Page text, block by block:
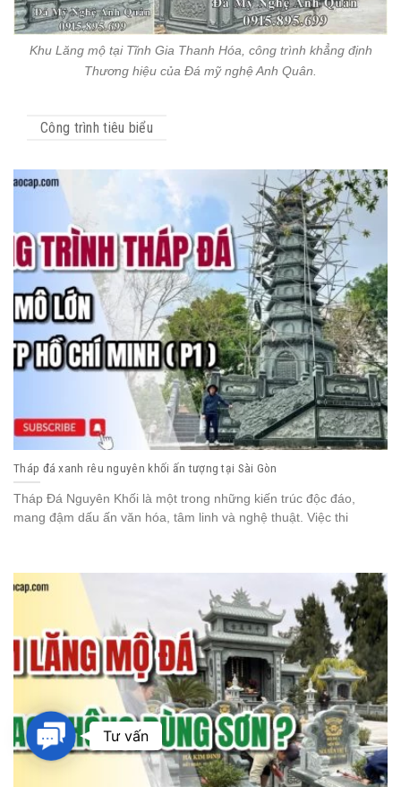
Khu Lăng mộ tại Tĩnh Gia Thanh Hóa, công trình khẳng định
Thương hiệu của Đá mỹ nghệ Anh Quân.
Công trình tiêu biểu
Tháp đá xanh rêu nguyên khối ấn tượng tại Sài Gòn
Tháp Đá Nguyên Khối là một trong những kiến trúc độc đáo,
mang đậm dấu ấn văn hóa, tâm linh và nghệ thuật. Việc thi
Contact
Us
Tư vấn